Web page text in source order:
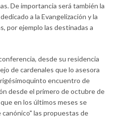
De importancia será también la
a la Evangelización y la
por ejemplo las destinadas a
desde su residencia
de cardenales que lo asesora
encuentro de
desde el primero de octubre de
en los últimos meses se
las propuestas de